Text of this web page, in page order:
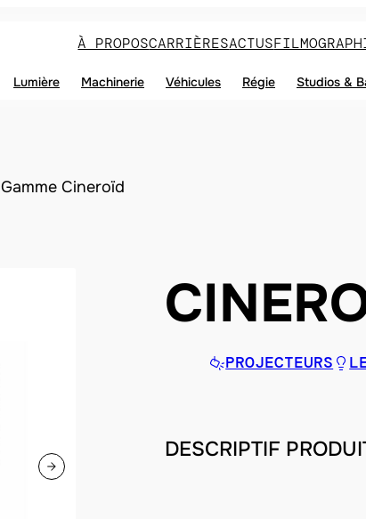
À PROPOSCARRIÈRESACTUS
Lumière Machinerie Véhicules Régie Studios &
Gamme Cineroïd
PROJECTEURS
DESCRIPTIF